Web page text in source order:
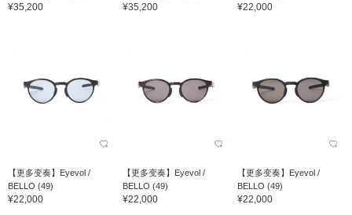
¥35,200 ¥35,200 ¥22,000
【更多变奏】Eyevol /
BELLO (49)
¥22,000
【更多变奏】Eyevol /
BELLO (49)
¥22,000
【更多变奏】Eyevol /
BELLO (49)
¥22,000